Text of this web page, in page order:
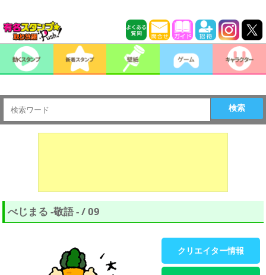
検索
べじまる -敬語 - / 09
クリエイター情報